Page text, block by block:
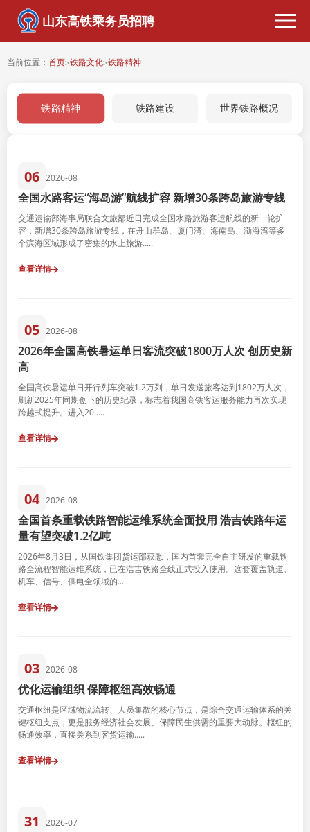
山东高铁乘务员招聘
当前位置： 首页>铁路文化>铁路精神
铁路精神 铁路建设 世界铁路概况
06 2026-08
全国水路客运“海岛游”航线扩容 新增30条跨岛旅游专线
交通运输部海事局联合文旅部近日完成全国水路旅游客运航线的新一轮扩
容，新增30条跨岛旅游专线，在舟山群岛、厦门湾、海南岛、渤海湾等多
个滨海区域形成了密集的水上旅游.....
查看详情
05 2026-08
2026年全国高铁暑运单日客流突破1800万人次 创历史新
高
全国高铁暑运单日开行列车突破1.2万列，单日发送旅客达到1802万人次，
刷新2025年同期创下的历史纪录，标志着我国高铁客运服务能力再次实现
跨越式提升。进入20.....
查看详情
04 2026-08
全国首条重载铁路智能运维系统全面投用 浩吉铁路年运
量有望突破1.2亿吨
2026年8月3日，从国铁集团货运部获悉，国内首套完全自主研发的重载铁
路全流程智能运维系统，已在浩吉铁路全线正式投入使用。这套覆盖轨道、
机车、信号、供电全领域的.....
查看详情
03 2026-08
优化运输组织 保障枢纽高效畅通
交通枢纽是区域物流流转、人员集散的核心节点，是综合交通运输体系的关
键枢纽支点，更是服务经济社会发展、保障民生供需的重要大动脉。枢纽的
畅通效率，直接关系到客货运输.....
查看详情
31 2026-07